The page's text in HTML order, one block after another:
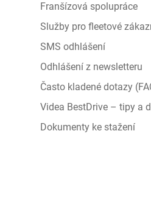
Franšízová spolupráce
Služby pro fleetové
SMS odhlášení
Odhlášení z newsletteru
Často kladené dotazy
Videa BestDrive – tipy a
Dokumenty ke stažení